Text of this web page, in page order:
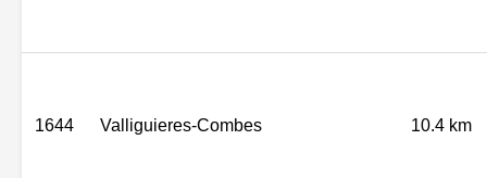
1644 Valliguieres-Combes 10.4 km